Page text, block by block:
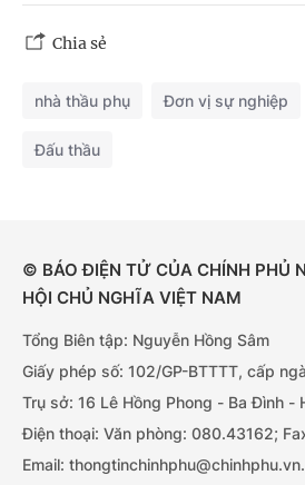
Chia sẻ
nhà thầu phụ Đơn vị sự nghiệp
Đấu thầu
© BÁO ĐIỆN TỬ CỦA CHÍNH PHỦ
HỘI CHỦ NGHĨA VIỆT NAM
Tổng Biên tập: Nguyễn Hồng Sâm
Giấy phép số: 102/GP-BTTTT, cấp
Trụ sở: 16 Lê Hồng Phong - Ba Đình -
Điện thoại: Văn phòng: 080.43162;
Email: thongtinchinhphu@chinhphu.vn.